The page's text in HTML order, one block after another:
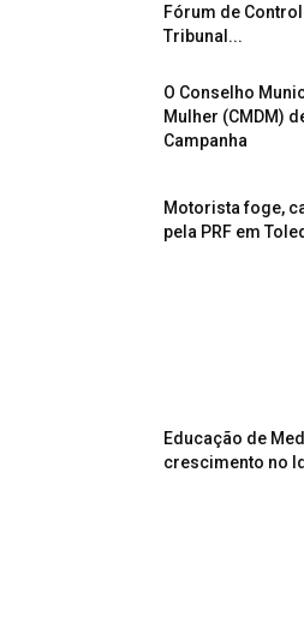
Fórum de
Tribunal...
O Conselho
Mulher (CMDM)
Campanha
Motorista foge,
pela PRF em
Educação de
crescimento no